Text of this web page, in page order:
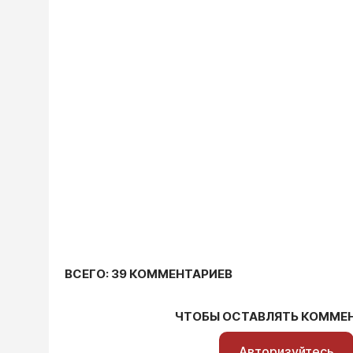
ВСЕГО: 39 КОММЕНТАРИЕВ
ЧТОБЫ ОСТАВЛЯТЬ